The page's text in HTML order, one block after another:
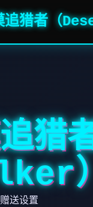
追猎者（
猎
）
送设置